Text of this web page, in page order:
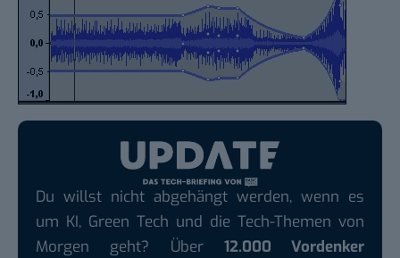
Du willst nicht abgehängt werden, wenn es
um KI, Green Tech und die Tech-Themen von
Morgen geht? Über 12.000 Vordenker